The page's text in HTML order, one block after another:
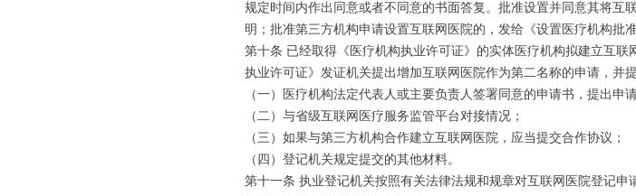
规定时间内作出同意或者不同意的书面答复。批准设置并同意其将互
明；批准第三方机构申请设置互联网医院的，发给《设置医疗机构批
第十条 已经取得《医疗机构执业许可证》的实体医疗机构拟建立互
执业许可证》发证机关提出增加互联网医院作为第二名称的申请，并
（一）医疗机构法定代表人或主要负责人签署同意的申请书，提出申
（二）与省级互联网医疗服务监管平台对接情况；
（三）如果与第三方机构合作建立互联网医院，应当提交合作协议；
（四）登记机关规定提交的其他材料。
第十一条 执业登记机关按照有关法律法规和规章对互联网医院登记